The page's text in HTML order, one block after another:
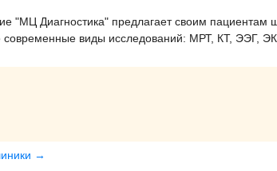
"МЦ Диагностика" предлагает своим пациентам
современные виды исследований: МРТ, КТ, ЭЭГ,
→